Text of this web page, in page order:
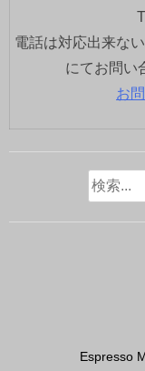
電話は対応出来な
にてお問い
お
Espresso